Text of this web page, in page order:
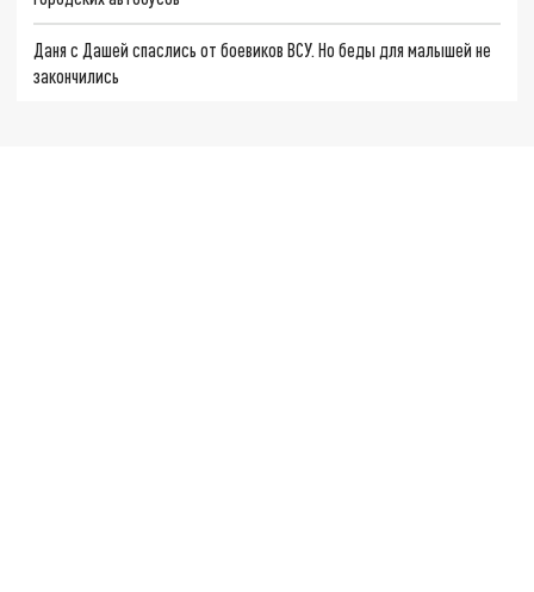
Даня с Дашей спаслись от боевиков ВСУ. Но беды для малышей не
закончились